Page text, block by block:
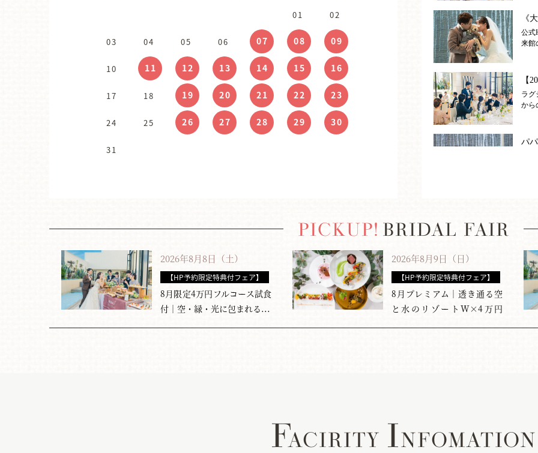
01
02
03 04 05 06 07 08 09
10 11 12 13 14 15 16
17 18 19 20 21 22 23
24 25 26 27 28 29 30
31
05 06
07 08 09 10 11 12 13
14 15 16 17 18 19 20
21 22 23 24 25 26 27
28 29 30
03 04
05 06 07 08 09 10 11
12 13 14 15 16 17 18
19 20 21 22 23 24 25
26 27 28 29 30 31
PICKUP! BRIDAL FAIR
2026年8月8日（土）
【HP予約限定特典付フェア】
料理重視フェア
8月限定4万円フルコース試食
付｜空・緑・光に包まれる...
2026年8月9日（日）
【HP予約限定特典付フェア】
初めての見学フェア
8月プレミアム｜透き通る空
と水のリゾートW×4万円
FACIRITY INFOMATION